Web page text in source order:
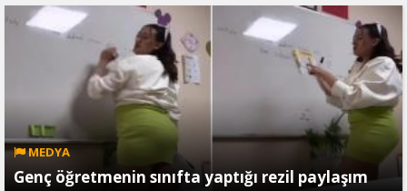
MEDYA
Genç öğretmenin sınıfta yaptığı rezil paylaşım